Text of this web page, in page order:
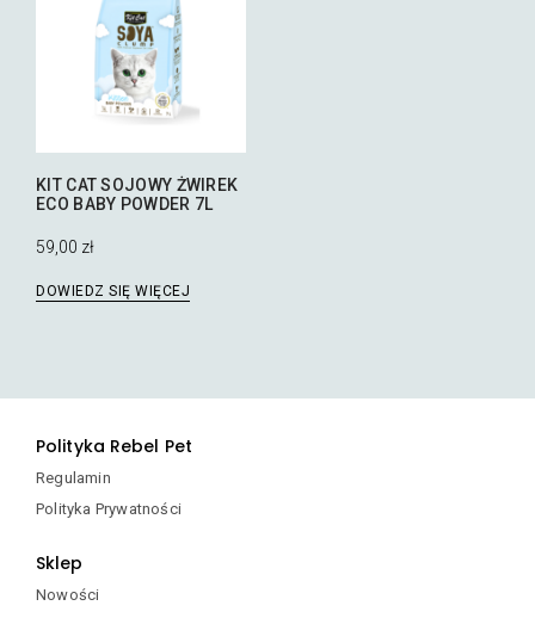
KIT CAT SOJOWY ŻWIREK
ECO BABY POWDER 7L
59,00 zł
DOWIEDZ SIĘ WIĘCEJ
Polityka Rebel Pet
Regulamin
Polityka Prywatności
Sklep
Nowości